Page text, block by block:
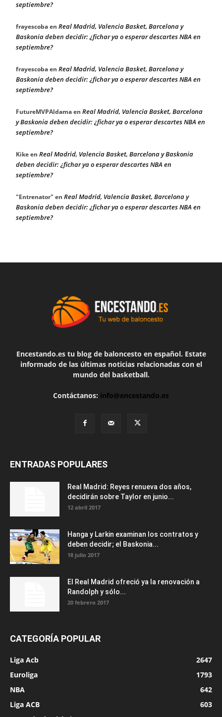
septiembre?
frayescobaen Real Madrid, Valencia Basket, Barcelona y
Baskonia deben decidir: ¿fichar ya o esperar descartes NBA en
septiembre?
frayescobaen Real Madrid, Valencia Basket, Barcelona y
Baskonia deben decidir: ¿fichar ya o esperar descartes NBA en
septiembre?
FutureMVPAldamaen Real Madrid, Valencia Basket, Barcelona
y Baskonia deben decidir: ¿fichar ya o esperar descartes NBA en
septiembre?
Kikeen Real Madrid, Valencia Basket, Barcelona y Baskonia
deben decidir: ¿fichar ya o esperar descartes NBA en
septiembre?
"Entrenator" en Real Madrid, Valencia Basket, Barcelona y
Baskonia deben decidir: ¿fichar ya o esperar descartes NBA en
septiembre?
Encestando.es tu blog de baloncesto en español. Estate
informado de las últimas noticias relacionadas con el
mundo del basketball.
Contáctanos: info@encestando.es
ENTRADAS POPULARES
Real Madrid: Reyes renueva dos años,
decidirán sobre Taylor en junio...
12 abril 2017
Hanga y Larkin examinan los contratos y
deben decidir; el Baskonia...
18 julio 2017
El Real Madrid ofreció ya la renovación a
Randolph y sólo...
20 febrero 2017
CATEGORÍA POPULAR
Liga Acb
2647
Euroliga
1793
NBA
642
Liga ACB
603